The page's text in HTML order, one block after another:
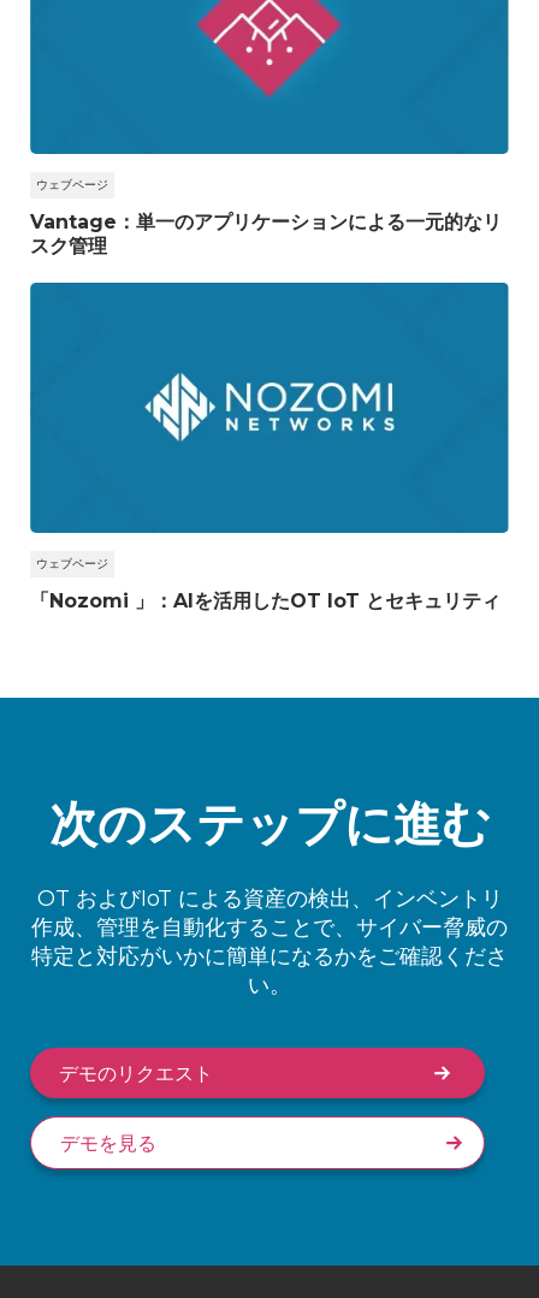
ウェブページ
Vantage：単一のアプリケーションによる一元的なリ
スク管理
ウェブページ
「Nozomi 」：AIを活用したOT IoT とセキュリティ
次のステップに進む
OT およびIoT による資産の検出、インベントリ
作成、管理を自動化することで、サイバー脅威の
特定と対応がいかに簡単になるかをご確認くださ
い。
デモのリクエスト
デモを見る